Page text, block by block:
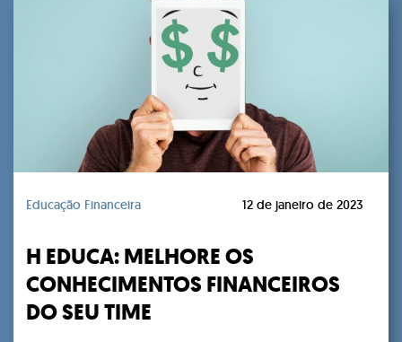
Educação Financeira 12 de janeiro de 2023
H EDUCA: MELHORE OS
CONHECIMENTOS FINANCEIROS
DO SEU TIME